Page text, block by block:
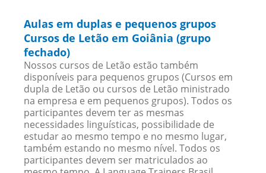
Aulas em duplas e pequenos grupos
Cursos de Letão em Goiânia (grupo
fechado)
Nossos cursos de Letão estão também
disponíveis para pequenos grupos (Cursos em
dupla de Letão ou cursos de Letão ministrado
na empresa e em pequenos grupos). Todos os
participantes devem ter as mesmas
necessidades linguísticas, possibilidade de
estudar ao mesmo tempo e no mesmo lugar,
também estando no mesmo nível. Todos os
participantes devem ser matriculados ao